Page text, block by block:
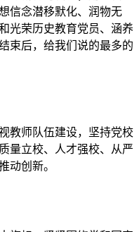
信念潜移默化、润物无
光荣历史教育党员、涵养
束后，给我们说的最多的
教师队伍建设，坚持党校
量立校、人才强校、从严
动创新。